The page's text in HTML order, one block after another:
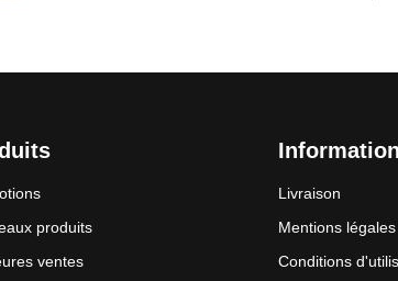
produits
ventes
Livraison
Mentions légales
Conditions